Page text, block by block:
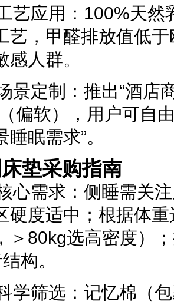
艺应用：100%天然
艺，甲醛排放值低
感人群。
景定制：推出“酒店
偏软），用户可自
眠需求”。
垫采购指南
心需求：侧睡需关
硬度适中；根据体
＞80kg选高密度）
构。
学筛选：记忆棉（